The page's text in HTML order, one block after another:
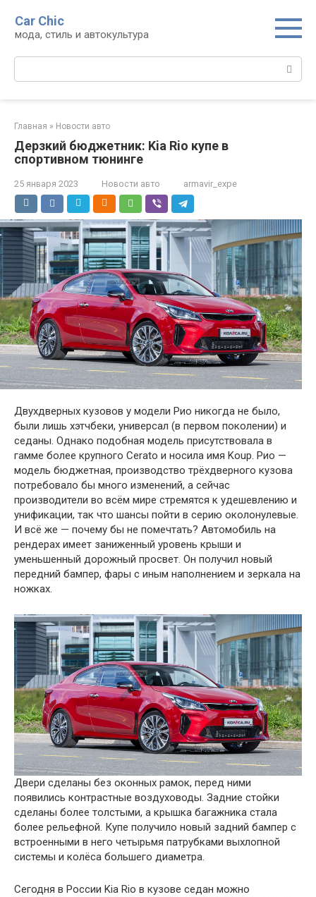
контенту
Car Chic
мода, стиль и автокультура
Поиск:
Главная » Новости авто
Дерзкий бюджетник: Kia Rio купе в
спортивном тюнинге
25 января 2023 Новости авто armavir_expe
Двухдверных кузовов у модели Рио никогда не было,
были лишь хэтчбеки, универсал (в первом поколении) и
седаны. Однако подобная модель присутствовала в
гамме более крупного Cerato и носила имя Koup. Рио —
модель бюджетная, производство трёхдверного кузова
потребовало бы много изменений, а сейчас
производители во всём мире стремятся к удешевлению и
унификации, так что шансы пойти в серию околонулевые.
И всё же — почему бы не помечтать? Автомобиль на
рендерах имеет заниженный уровень крыши и
уменьшенный дорожный просвет. Он получил новый
передний бампер, фары с иным наполнением и зеркала на
ножках.
Двери сделаны без оконных рамок, перед ними
появились контрастные воздуховоды. Задние стойки
сделаны более толстыми, а крышка багажника стала
более рельефной. Купе получило новый задний бампер с
встроенными в него четырьмя патрубками выхлопной
системы и колёса большего диаметра.
Сегодня в России Kia Rio в кузове седан можно